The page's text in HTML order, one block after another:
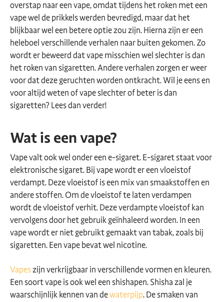
overstap naar een vape, omdat tijdens het roken met een
vape wel de prikkels werden bevredigd, maar dat het
blijkbaar wel een betere optie zou zijn. Hierna zijn er een
heleboel verschillende verhalen naar buiten gekomen. Zo
wordt er beweerd dat vape misschien wel slechter is dan
het roken van sigaretten. Andere verhalen zorgen er weer
voor dat deze geruchten worden ontkracht. Wil je eens en
voor altijd weten of vape slechter of beter is dan
sigaretten? Lees dan verder!
Wat is een vape?
Vape valt ook wel onder een e-sigaret. E-sigaret staat voor
elektronische sigaret. Bij vape wordt er een vloeistof
verdampt. Deze vloeistof is een mix van smaakstoffen en
andere stoffen. Om de vloeistof te laten verdampen
wordt de vloeistof verhit. Deze verdampte vloeistof kan
vervolgens door het gebruik geïnhaleerd worden. In een
vape wordt er niet gebruikt gemaakt van tabak, zoals bij
sigaretten. Een vape bevat wel nicotine.
Vapeszijn verkrijgbaar in verschillende vormen en kleuren.
Een soort vape is ook wel een shishapen. Shisha zal je
waarschijnlijk kennen van dewaterpijp. De smaken van